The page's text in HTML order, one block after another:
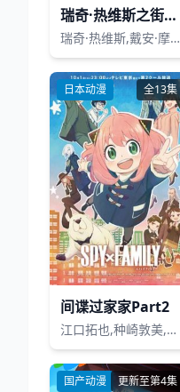
瑞奇·热维斯之街猫一族
瑞奇·热维斯,戴安·摩根,汤姆·巴斯登,大卫·厄尔,乔·哈特利,安德鲁·布鲁克
日本动漫 全13集
间谍过家家Part2
江口拓也,种崎敦美,早见沙织,吉野裕行,甲斐田裕子,山路和弘,小野贤章,藤原夏海,加藤英美里,高桥广树
国产动漫 更新至第4集